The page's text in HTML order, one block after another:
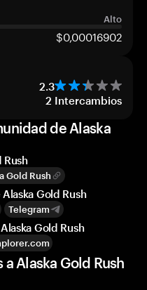
Alto
$0,00016902
2.3
2 Intercambios
de Alaska
Rush
Gold Rush
Gold Rush
Telegram
Gold Rush
Alaska Gold Rush